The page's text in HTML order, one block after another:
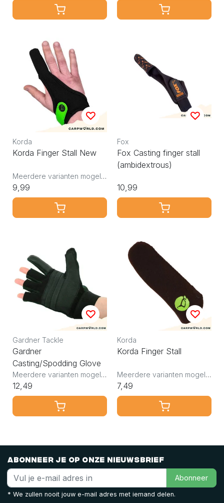
Korda
Korda Finger Stall New
Meerdere varianten mogelijk
9,99
Fox
Fox Casting finger stall
(ambidextrous)
10,99
Gardner Tackle
Gardner
Casting/Spodding Glove
Meerdere varianten mogelijk
12,49
Korda
Korda Finger Stall
Meerdere varianten mogelijk
7,49
Abonneer je op onze nieuwsbrief
Abonneer
* We zullen nooit jouw e-mail adres met iemand delen.